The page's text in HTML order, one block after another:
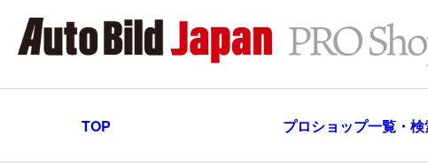
TOP プロショップ一覧・